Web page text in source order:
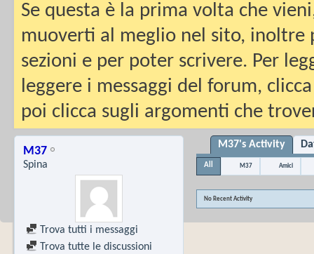
Se questa è la prima volta che
muoverti al meglio nel sito, inoltre
sezioni e per poter scrivere. Per
leggere i messaggi del forum,
poi clicca sugli argomenti che
M37
Spina
Trova tutti i messaggi
Trova tutte le discussioni
M37's Activity
All M37 Amici
No Recent Activity